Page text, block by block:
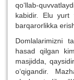
qo‘llab-
kabidir. Elu yurt
barqarorlikka
Domlalarimizni
hasad qilgan
masjidda,
o‘qigandir.